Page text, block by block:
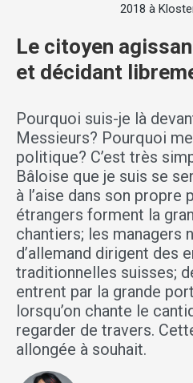
2018 à
Le citoyen
et décidant
Pourquoi suis-je là
Messieurs? Pourquoi
politique? C’est très
Bâloise que je suis se
à l’aise dans son propre
étrangers forment la
chantiers; les managers
d’allemand dirigent des
traditionnelles suisses;
entrent par la grande
lorsqu’on chante le
regarder de travers.
allongée à souhait.